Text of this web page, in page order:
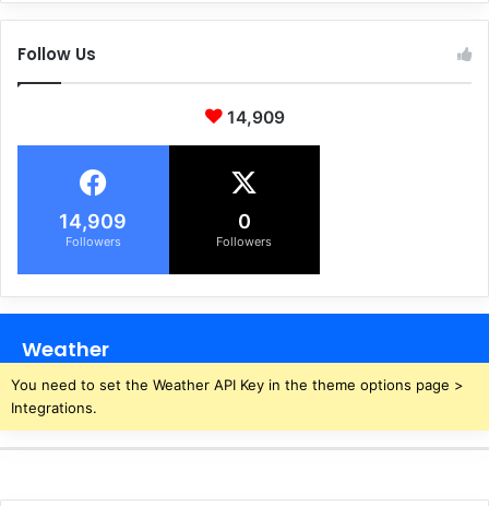
Follow Us
14,909
14,909
Followers
0
Followers
Weather
You need to set the Weather API Key in the theme options page >
Integrations.